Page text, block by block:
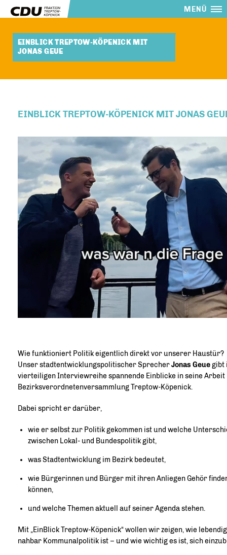
MENÜ
EINBLICK TREPTOW-KÖPENICK MIT
JONAS GEUE
EINBLICK TREPTOW-KÖPENICK MIT JONAS
Wie funktioniert Politik eigentlich direkt vor unserer Haustür?
Unser stadtentwicklungspolitischer SprecherJonas Geue gibt
vierteiligen Interviewreihe spannende Einblicke in seine Arbeit
Bezirksverordnetenversammlung Treptow-Köpenick.
Dabei spricht er darüber,
wie er selbst zur Politik gekommen ist und welche
zwischen Lokal- und Bundespolitik gibt,
was Stadtentwicklung im Bezirk bedeutet,
wie Bürgerinnen und Bürger mit ihren Anliegen Gehör
können,
und welche Themen aktuell auf seiner Agenda stehen.
Mit „EinBlick Treptow-Köpenick“ wollen wir zeigen, wie
nahbar Kommunalpolitik ist – und wie wichtig es ist, sich